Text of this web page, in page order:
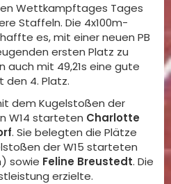
Wettkampftages Tages
Staffeln. Die 4x100m-
es, mit einer neuen PB
ersten Platz zu
auch mit 49,21s eine gute
4. Platz.
dem Kugelstoßen der
W14 starteten Charlotte
. Sie belegten die Plätze
der W15 starteten
sowie Feline Breustedt. Die
erzielte.